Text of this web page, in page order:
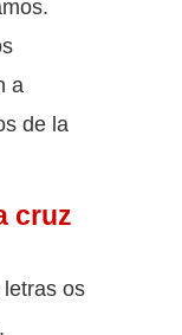
a
de la
cruz
os